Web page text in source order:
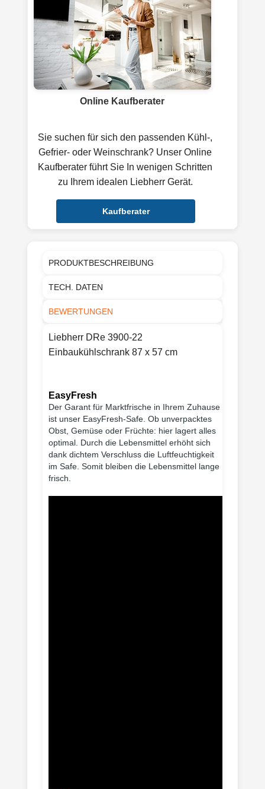
Online Kaufberater
Sie suchen für sich den passenden Kühl-,
Gefrier- oder Weinschrank? Unser Online
Kaufberater führt Sie In wenigen Schritten
zu Ihrem idealen Liebherr Gerät.
Kaufberater
PRODUKTBESCHREIBUNG
TECH. DATEN
BEWERTUNGEN
Liebherr DRe 3900-22
Einbaukühlschrank 87 x 57 cm
EasyFresh
Der Garant für Marktfrische in Ihrem Zuhause
ist unser EasyFresh-Safe. Ob unverpacktes
Obst, Gemüse oder Früchte: hier lagert alles
optimal. Durch die Lebensmittel erhöht sich
dank dichtem Verschluss die Luftfeuchtigkeit
im Safe. Somit bleiben die Lebensmittel lange
frisch.